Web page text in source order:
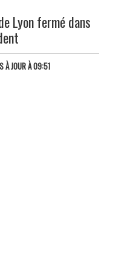
Lyon fermé dans
À JOUR À 09:51